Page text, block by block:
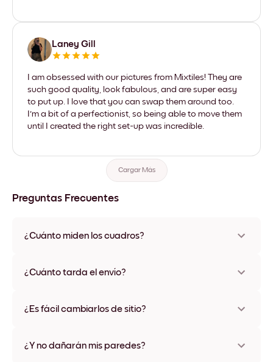
Laney Gill
I am obsessed with our pictures from Mixtiles! They are
such good quality, look fabulous, and are super easy
to put up. I love that you can swap them around too.
I'm a bit of a perfectionist, so being able to move them
until I created the right set-up was incredible.
Cargar Más
Preguntas Frecuentes
¿Cuánto miden los cuadros?
varios materiales y colores de marco, incluidas opciones sin
¿Cuánto tarda el envío?
disponibles en algunos países. Te enviaremos un número de
¿Es fácil cambiarlos de sitio?
ningún daño
¿Y no dañarán mis paredes?